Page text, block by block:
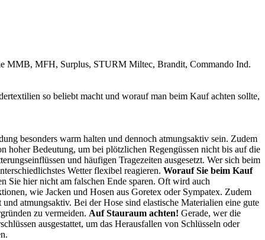
MMB, MFH, Surplus, STURM Miltec, Brandit, Commando Ind.
so beliebt macht und worauf man beim Kauf achten sollte,
besonders warm halten und dennoch atmungsaktiv sein. Zudem
hoher Bedeutung, um bei plötzlichen Regengüssen nicht bis auf die
und häufigen Tragezeiten ausgesetzt. Wer sich beim
Wetter flexibel reagieren. Worauf Sie beim Kauf
Sie hier nicht am falschen Ende sparen. Oft wird auch
wie Jacken und Hosen aus Goretex oder Sympatex. Zudem
atmungsaktiv. Bei der Hose sind elastische Materialien eine gute
zu vermeiden. Auf Stauraum achten! Gerade, wer die
ausgestattet, um das Herausfallen von Schlüsseln oder